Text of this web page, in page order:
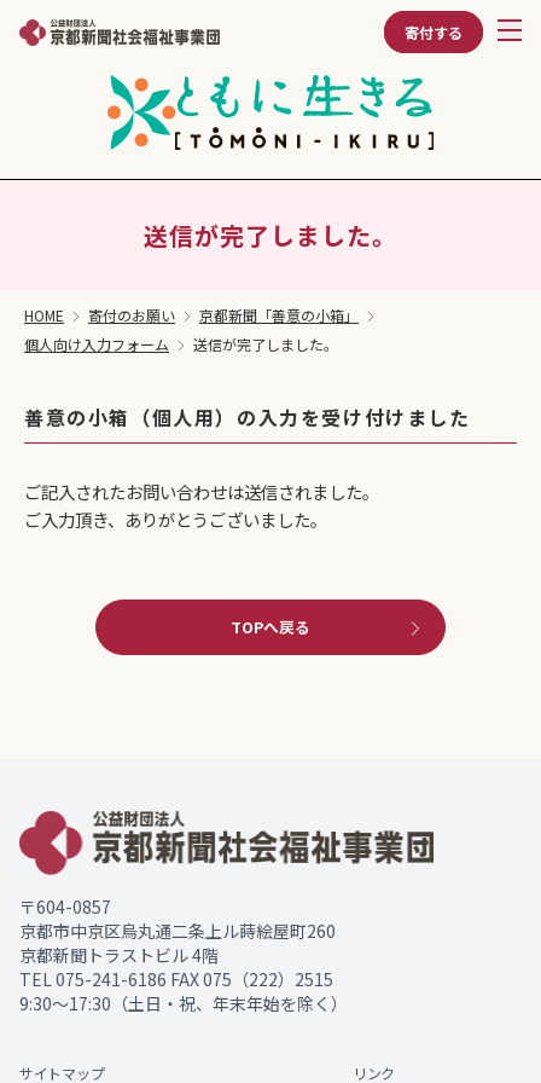
寄付する
送信が完了しました。
HOME 寄付のお願い
京都新聞「善意の小箱」
個人向け入力フォーム
送信が完了しました。
善意の小箱（個人用）の入力を受け付けました
ご記入されたお問い合わせは送信されました。
ご入力頂き、ありがとうございました。
TOPへ戻る
〒604-0857
京都市中京区烏丸通二条上ル蒔絵屋町260
京都新聞トラストビル 4階
TEL 075-241-6186 FAX 075（222）2515
9:30～17:30（土日・祝、年末年始を除く）
サイトマップ リンク